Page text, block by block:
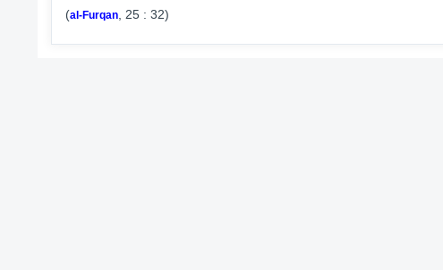
(al-Furqan, 25 : 32)